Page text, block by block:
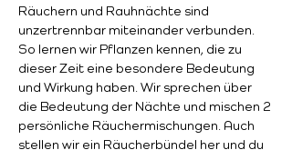
Räuchern und Rauhnächte sind
unzertrennbar miteinander verbunden.
So lernen wir Pflanzen kennen, die zu
dieser Zeit eine besondere Bedeutung
und Wirkung haben. Wir sprechen über
die Bedeutung der Nächte und mischen 2
persönliche Räuchermischungen. Auch
stellen wir ein Räucherbündel her und du